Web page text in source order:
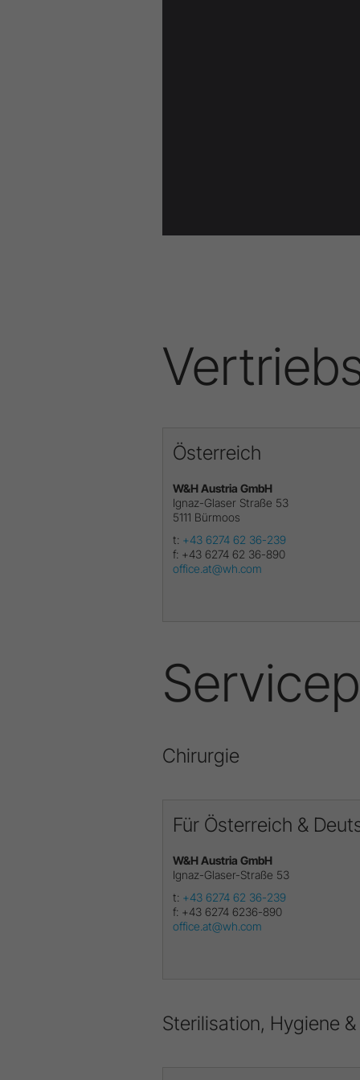
Österreich
W&H Austria GmbH
Ignaz-Glaser Straße 53
5111 Bürmoos
t: +43 6274 62 36-239
f: +43 6274 62 36-890
office.at@wh.com
Chirurgie
Für Österreich &
W&H Austria GmbH
Ignaz-Glaser-Straße 53
t: +43 6274 62 36-239
f: +43 6274 6236-890
office.at@wh.com
Sterilisation, Hygiene